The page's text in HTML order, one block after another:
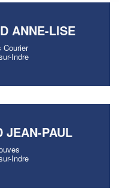
ANNE-LISE
Courier
Indre
JEAN-PAUL
Indre